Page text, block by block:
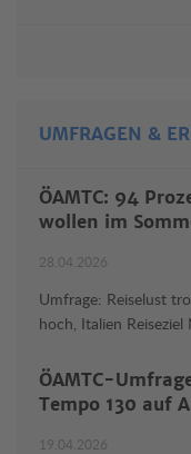
UMFRAGEN &
ÖAMTC: 94
wollen im
28.04.2026
Umfrage: Reiselust
hoch, Italien Reiseziel
ÖAMTC-
Tempo 130 auf
19.04.2026